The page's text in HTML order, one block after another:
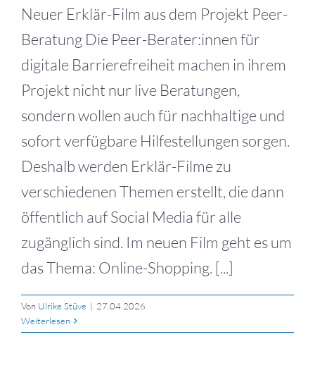
Neuer Erklär-Film aus dem Projekt Peer-
Beratung Die Peer-Berater:innen für
digitale Barrierefreiheit machen in ihrem
Projekt nicht nur live Beratungen,
sondern wollen auch für nachhaltige und
sofort verfügbare Hilfestellungen sorgen.
Deshalb werden Erklär-Filme zu
verschiedenen Themen erstellt, die dann
öffentlich auf Social Media für alle
zugänglich sind. Im neuen Film geht es um
das Thema: Online-Shopping. [...]
Von Ulrike Stüve | 27.04.2026
Weiterlesen